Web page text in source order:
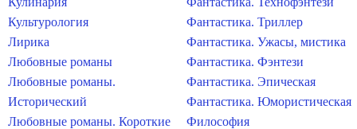
Культурология
Лирика
Любовные романы
Любовные романы.
Исторический
Любовные романы. Короткие
Фантастика. Триллер
Фантастика. Ужасы, мистика
Фантастика. Фэнтези
Фантастика. Эпическая
Фантастика. Юмористическая
Философия